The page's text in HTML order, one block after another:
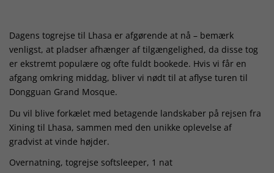
Dagens togrejse til Lhasa er afgørende at nå – bemærk
venligst, at pladser afhænger af tilgængelighed, da disse tog
er ekstremt populære og ofte fuldt bookede. Hvis vi får en
afgang omkring middag, bliver vi nødt til at aflyse turen til
Dongguan Grand Mosque.
Du vil blive forkælet med betagende landskaber på rejsen fra
Xining til Lhasa, sammen med den unikke oplevelse af
gradvist at vinde højder.
Overnatning, togrejse softsleeper, 1 nat